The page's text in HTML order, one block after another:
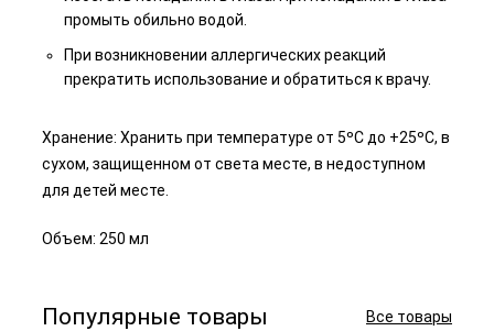
промыть обильно водой.
При возникновении аллергических реакций
прекратить использование и обратиться к врачу.
Хранение: Хранить при температуре от 5ºC до +25ºC, в
сухом, защищенном от света месте, в недоступном
для детей месте.
Объем: 250 мл
Популярные товары Все товары